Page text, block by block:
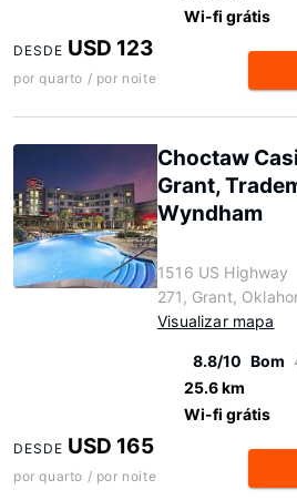
Wi-fi grátis
DESDE USD 123
por quarto / por noite
Choctaw
Grant,
Wyndham
1516 US Highway
271, Grant,
Visualizar mapa
8.8/10 Bom
25.6 km
Wi-fi grátis
DESDE USD 165
por quarto / por noite